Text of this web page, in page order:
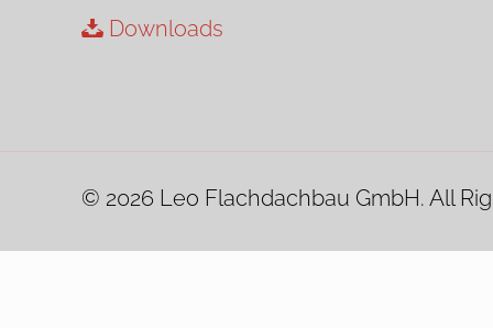
Downloads
© 2026 Leo Flachdachbau GmbH. All